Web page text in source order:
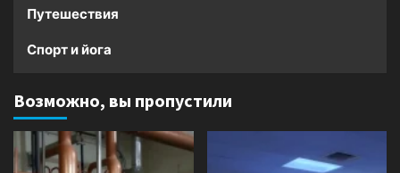
Путешествия
Спорт и йога
Возможно, вы пропустили